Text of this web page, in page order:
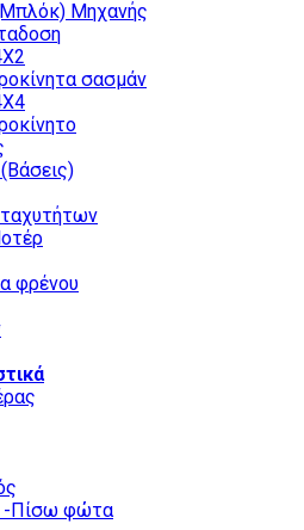
Μηχανής
σασμάν
φρένου
-Πίσω φώτα